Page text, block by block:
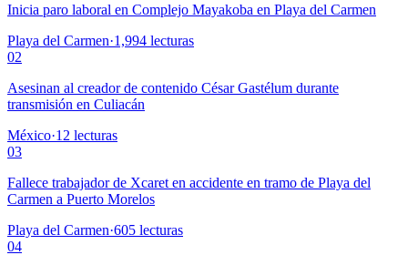
Inicia paro laboral en Complejo Mayakoba en Playa del Carmen
Playa del Carmen·1,994 lecturas
02
Asesinan al creador de contenido César Gastélum durante
transmisión en Culiacán
México·12 lecturas
03
Fallece trabajador de Xcaret en accidente en tramo de Playa del
Carmen a Puerto Morelos
Playa del Carmen·605 lecturas
04